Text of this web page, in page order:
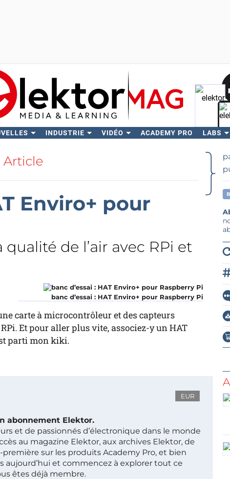
INDUSTRIE VIDÉO ACADEMY PRO LABS
Article
Enviro+ pour
de l’air avec RPi et
banc d’essai : HAT Enviro+ pour Raspberry Pi
carte à microcontrôleur et des capteurs
Et pour aller plus vite, associez-y un HAT
parti mon kiki.
EUR
abonnement Elektor.
et de passionnés d’électronique dans le monde
au magazine Elektor, aux archives Elektor, de
sur les produits Academy Pro, et bien
aujourd’hui et commencez à explorer tout ce
êtes déjà membre.